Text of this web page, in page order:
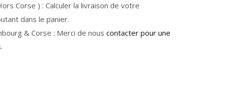
Corse ) : Calculer la livraison de votre
dans le panier.
& Corse : Merci de nous contacter pour une
.